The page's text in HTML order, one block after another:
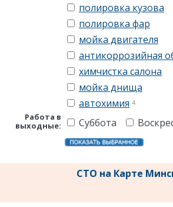
полировка кузова
полировка фар
мойка двигателя
антикоррозийная
химчистка салона
мойка днища
автохимия 4
Работа в
выходные:
Суббота
СТО на Карте